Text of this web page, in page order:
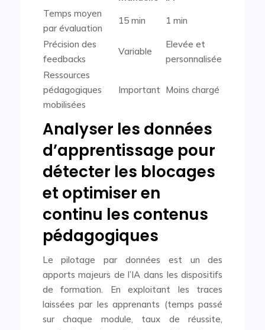
Temps moyen
par évaluation
15 min 1 min
Précision des
feedbacks
Variable
Elevée et
personnalisée
Ressources
pédagogiques
mobilisées
Important Moins chargé
Analyser les données
d’apprentissage pour
détecter les blocages
et optimiser en
continu les contenus
pédagogiques
Le pilotage par données est un des
apports majeurs de l’IA dans les dispositifs
de formation. En exploitant les traces
laissées par les apprenants (temps passé
sur chaque module, taux de réussite,